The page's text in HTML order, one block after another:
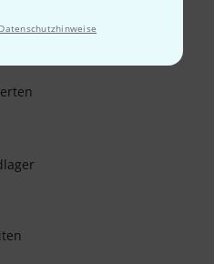
Datenschutzhinweise